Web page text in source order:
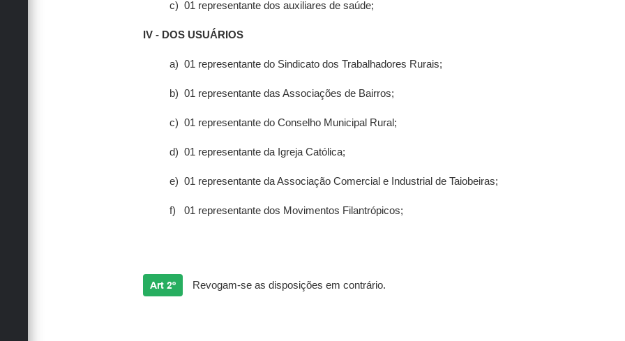
c) 01 representante dos auxiliares de saúde;
IV - DOS USUÁRIOS
a) 01 representante do Sindicato dos Trabalhadores Rurais;
b) 01 representante das Associações de Bairros;
c) 01 representante do Conselho Municipal Rural;
d) 01 representante da Igreja Católica;
e) 01 representante da Associação Comercial e Industrial de Taiobeiras;
f) 01 representante dos Movimentos Filantrópicos;
Art 2º Revogam-se as disposições em contrário.